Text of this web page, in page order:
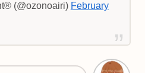
(@ozonoairi) February